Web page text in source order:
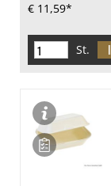
€ 11,59*
St.